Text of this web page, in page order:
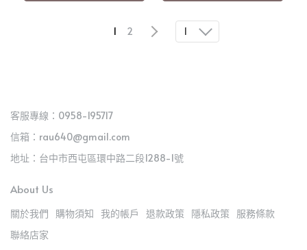
1 2 1
客服專線：0958-195717
信箱：rau640@gmail.com
地址：台中市西屯區環中路二段1288-1號
About Us
關於我們 購物須知 我的帳戶 退款政策 隱私政策 服務條款
聯絡店家